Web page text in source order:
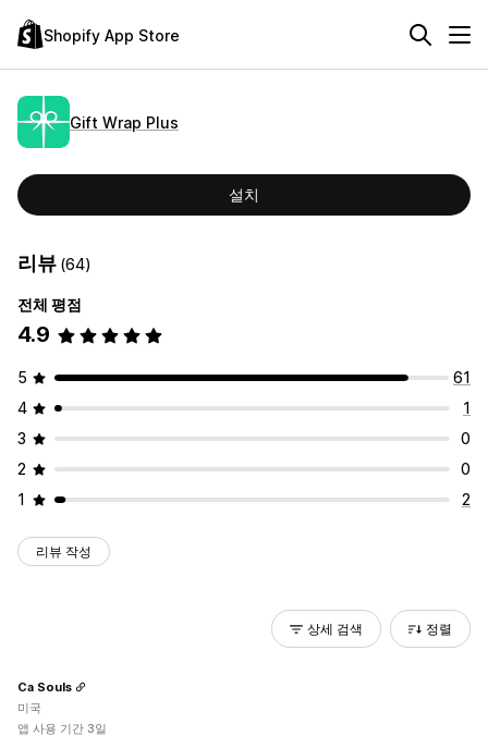
Shopify App Store
Gift Wrap Plus
설치
리뷰 (64)
전체 평점
4.9
5
61
4
1
3
0
2
0
1
2
리뷰 작성
상세 검색 정렬
Ca Souls
미국
앱 사용 기간 3일